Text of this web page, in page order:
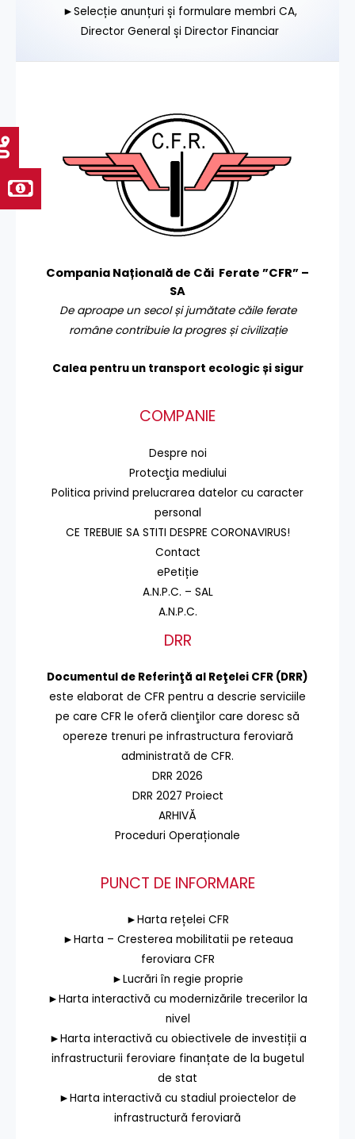
►Selecție anunțuri și formulare membri CA,
Director General și Director Financiar
Compania Națională de Căi Ferate ”CFR” –
SA
De aproape un secol și jumătate căile ferate
române contribuie la progres și civilizație
Calea pentru un transport ecologic și sigur
COMPANIE
Despre noi
Protecţia mediului
Politica privind prelucrarea datelor cu caracter
personal
CE TREBUIE SA STITI DESPRE CORONAVIRUS!
Contact
ePetiție
A.N.P.C. – SAL
A.N.P.C.
DRR
Documentul de Referinţă al Reţelei CFR (DRR)
este elaborat de CFR pentru a descrie serviciile
pe care CFR le oferă clienţilor care doresc să
opereze trenuri pe infrastructura feroviară
administrată de CFR.
DRR 2026
DRR 2027 Proiect
ARHIVĂ
Proceduri Operaționale
PUNCT DE INFORMARE
►Harta rețelei CFR
►Harta – Cresterea mobilitatii pe reteaua
feroviara CFR
►Lucrări în regie proprie
►Harta interactivă cu modernizările trecerilor la
nivel
►Harta interactivă cu obiectivele de investiții a
infrastructurii feroviare finanțate de la bugetul
de stat
►Harta interactivă cu stadiul proiectelor de
infrastructură feroviară